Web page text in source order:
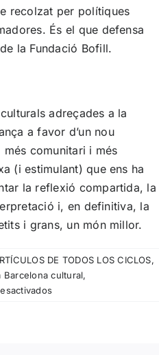
recolzat per polítiques
És el que defensa
la Fundació Bofill.
adreçades a la
a favor d’un nou
comunitari i més
(i estimulant) que ens ha
la reflexió compartida, la
i, en definitiva, la
i grans, un món millor.
DE TODOS LOS CICLOS,
Barcelona cultural,
en